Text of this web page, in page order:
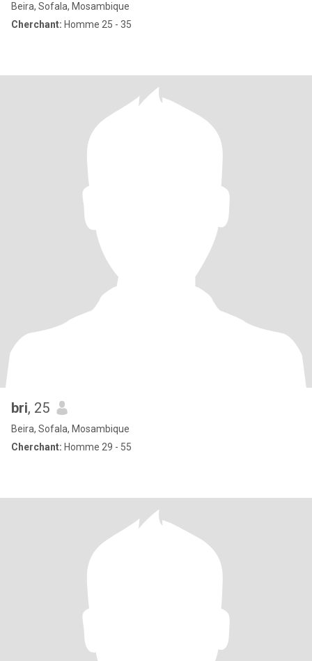
Beira, Sofala, Mosambique
Cherchant: Homme 25 - 35
bri, 25
Beira, Sofala, Mosambique
Cherchant: Homme 29 - 55